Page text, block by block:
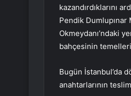
kazandırdıklarını
Pendik
Okmeydanı’ndaki
bahçesinin
Bugün İstanbul’da
anahtarlarının